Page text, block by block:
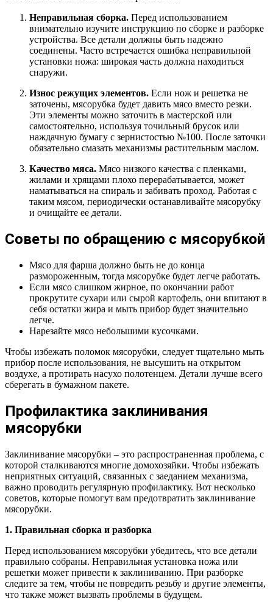
Неправильная сборка. Перед использованием
внимательно изучите инструкцию по сборке и разборке
устройства. Все детали должны быть надежно
соединены. Часто встречается ошибка неправильной
установки ножа: широкая часть должна находиться
снаружи.
Износ режущих элементов. Если нож и решетка не
заточены, мясорубка будет давить мясо вместо резки.
Эти элементы можно заточить в мастерской или
самостоятельно, используя точильный брусок или
наждачную бумагу с зернистостью №100. После заточки
обязательно смазать механизмы растительным маслом.
Качество мяса. Мясо низкого качества с пленками,
жилами и хрящами плохо перерабатывается, может
наматываться на спираль и забивать проход. Работая с
таким мясом, периодически останавливайте мясорубку
и очищайте ее детали.
Советы по обращению с мясорубкой
Мясо для фарша должно быть не до конца
размороженным, тогда мясорубке будет легче работать.
Если мясо слишком жирное, по окончании работ
прокрутите сухари или сырой картофель, они впитают в
себя остатки жира и мыть прибор будет значительно
легче.
Нарезайте мясо небольшими кусочками.
Чтобы избежать поломок мясорубки, следует тщательно мыть
прибор после использования, не высушить на открытом
воздухе, а протирать насухо полотенцем. Детали лучше всего
сберегать в бумажном пакете.
Профилактика заклинивания
мясорубки
Заклинивание мясорубки – это распространенная проблема, с
которой сталкиваются многие домохозяйки. Чтобы избежать
неприятных ситуаций, связанных с заеданием механизма,
важно проводить регулярную профилактику. Вот несколько
советов, которые помогут вам предотвратить заклинивание
мясорубки.
1. Правильная сборка и разборка
Перед использованием мясорубки убедитесь, что все детали
правильно собраны. Неправильная установка ножа или
решетки может привести к заклиниванию. При разборке
следите за тем, чтобы не повредить резьбу и другие элементы,
что также может вызвать проблемы в будущем.